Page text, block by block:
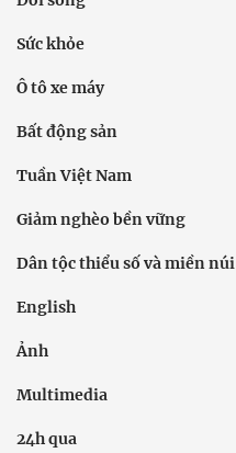
Sức khỏe
Ô tô xe máy
Bất động sản
Tuần Việt Nam
Giảm nghèo bền vững
Dân tộc thiểu số và miền núi
English
Ảnh
Multimedia
24h qua